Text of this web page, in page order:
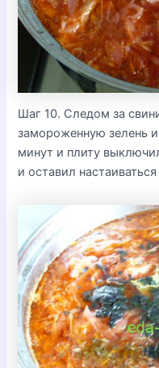
Шаг 10. Следом за
замороженную зелень
минут и плиту
и оставил